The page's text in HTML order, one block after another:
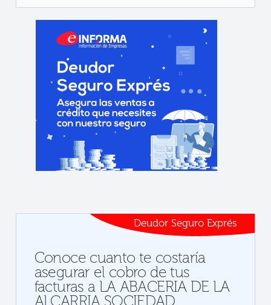
Deudor Seguro Exprés
Conoce cuanto te costaría
asegurar el cobro de tus
facturas a LA ABACERIA DE LA